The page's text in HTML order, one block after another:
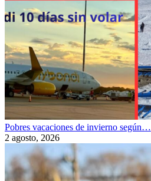
Pobres vacaciones de invierno según…
2 agosto, 2026